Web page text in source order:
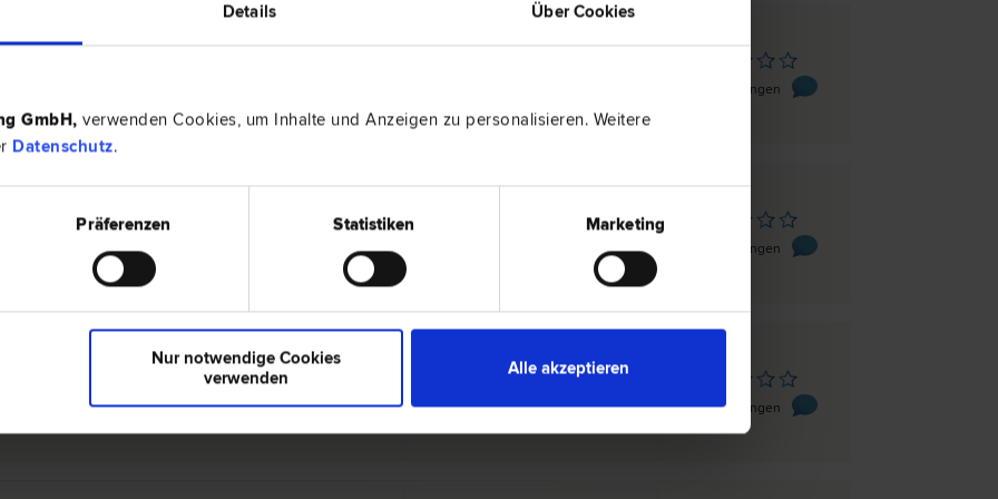
Details Über Cookies
GmbH, verwenden Cookies, um Inhalte und Anzeigen zu personalisieren. Weitere
Datenschutz.
Präferenzen Statistiken Marketing
Nur notwendige Cookies
verwenden
Alle akzeptieren
0 Bewertungen
0 Bewertungen
6020 Innsbruck
Südtirolerplatz 4 0 Bewertungen